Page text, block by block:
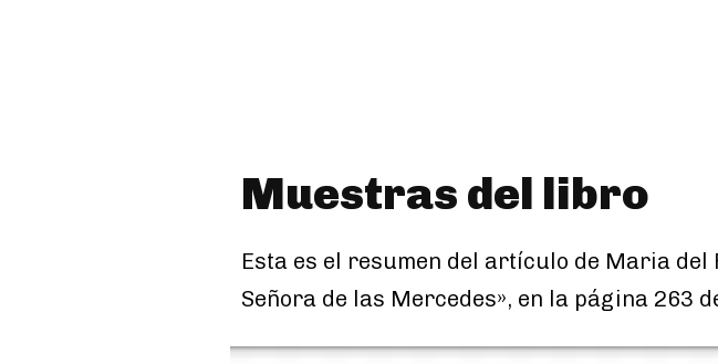
Muestras del libro
Esta es el resumen del artículo de Maria
Señora de las Mercedes», en la página 263